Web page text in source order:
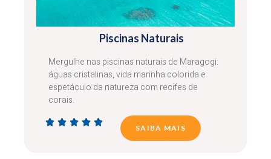
Piscinas Naturais
Mergulhe nas piscinas naturais de Maragogi:
águas cristalinas, vida marinha colorida e
espetáculo da natureza com recifes de
corais.
    
SAIBA MAIS